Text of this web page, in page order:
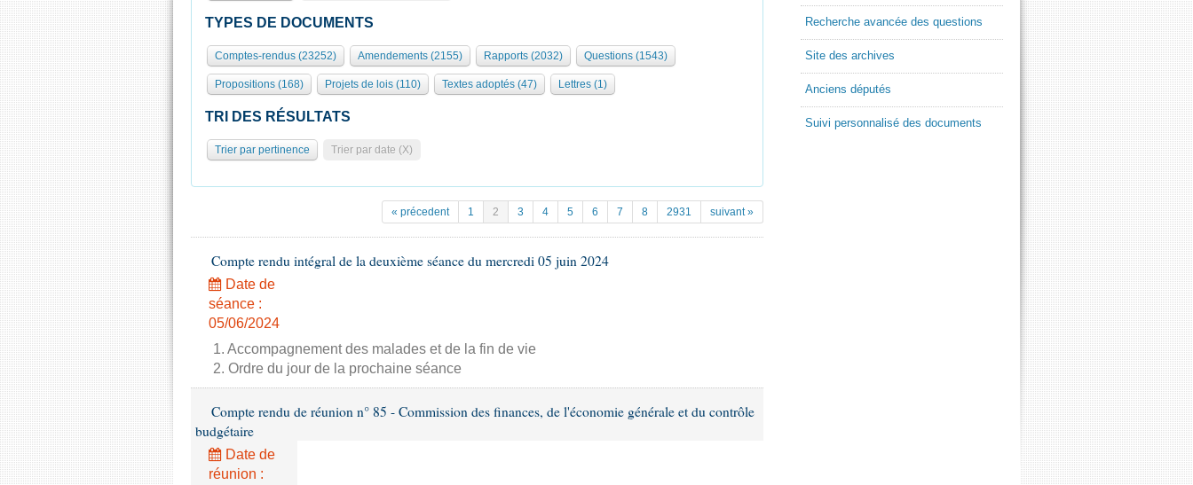
TYPES DE DOCUMENTS
Comptes-rendus (23252) Amendements (2155) Rapports (2032) Questions (1543)
Propositions (168) Projets de lois (110) Textes adoptés (47) Lettres (1)
TRI DES RÉSULTATS
Trier par pertinence Trier par date (X)
« précedent 1 2 3 4 5 6 7 8 2931 suivant »
Compte rendu intégral de la deuxième séance du mercredi 05 juin 2024
Date de
séance :
05/06/2024
1. Accompagnement des malades et de la fin de vie
2. Ordre du jour de la prochaine séance
Compte rendu de réunion n° 85 - Commission des finances, de l'économie générale et du contrôle
budgétaire
Date de
réunion :
Recherche avancée des questions
Site des archives
Anciens députés
Suivi personnalisé des documents